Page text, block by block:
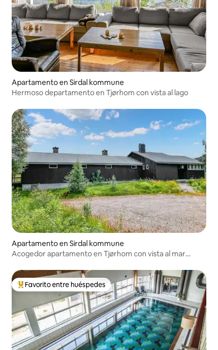
Apartamento en Sirdal kommune
Hermoso departamento en Tjørhom con vista al lago
Apartamento en Sirdal kommune
Acogedor apartamento en Tjørhom con vista al mar
Favorito entre huéspedes preferido
Favorito entre huéspedes